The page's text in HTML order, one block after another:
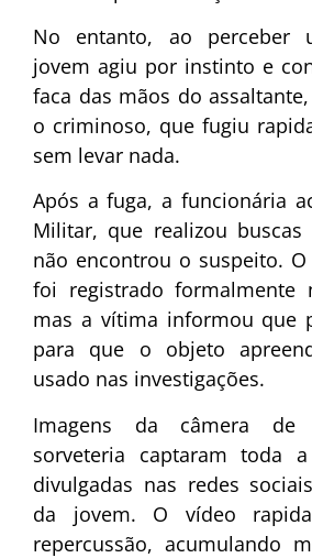
No entanto, ao perceber
jovem agiu por instinto e
faca das mãos do
o criminoso, que fugiu
sem levar nada.
Após a fuga, a funcionária
Militar, que realizou
não encontrou o suspeito.
foi registrado formalmente
mas a vítima informou que
para que o objeto
usado nas investigações.
Imagens da câmera de
sorveteria captaram toda
divulgadas nas redes
da jovem. O vídeo
repercussão, acumulando